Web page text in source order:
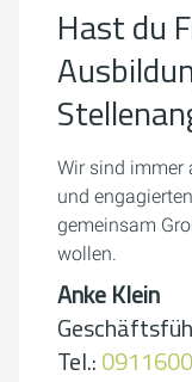
Hast du
Wir sind immer
und
gemeinsam
wollen.
Anke Klein
Tel.: